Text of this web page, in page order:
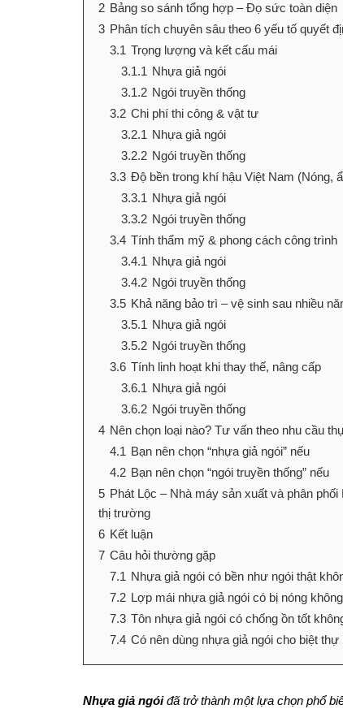
2 Bảng so sánh tổng hợp – Đọ sức toàn diện
3 Phân tích chuyên sâu theo 6 yếu tố quyết
3.1 Trọng lượng và kết cấu mái
3.1.1 Nhựa giả ngói
3.1.2 Ngói truyền thống
3.2 Chi phí thi công & vật tư
3.2.1 Nhựa giả ngói
3.2.2 Ngói truyền thống
3.3 Độ bền trong khí hậu Việt Nam (Nóng,
3.3.1 Nhựa giả ngói
3.3.2 Ngói truyền thống
3.4 Tính thẩm mỹ & phong cách công trình
3.4.1 Nhựa giả ngói
3.4.2 Ngói truyền thống
3.5 Khả năng bảo trì – vệ sinh sau nhiều
3.5.1 Nhựa giả ngói
3.5.2 Ngói truyền thống
3.6 Tính linh hoạt khi thay thế, nâng cấp
3.6.1 Nhựa giả ngói
3.6.2 Ngói truyền thống
4 Nên chọn loại nào? Tư vấn theo nhu cầu
4.1 Bạn nên chọn “nhựa giả ngói” nếu
4.2 Bạn nên chọn “ngói truyền thống” nếu
5 Phát Lộc – Nhà máy sản xuất và phân
thị trường
6 Kết luận
7 Câu hỏi thường gặp
7.1 Nhựa giả ngói có bền như ngói thật
7.2 Lợp mái nhựa giả ngói có bị nóng
7.3 Tôn nhựa giả ngói có chống ồn tốt
7.4 Có nên dùng nhựa giả ngói cho biệt thự
Nhựa giả ngóiđã trở thành một lựa chọn phổ